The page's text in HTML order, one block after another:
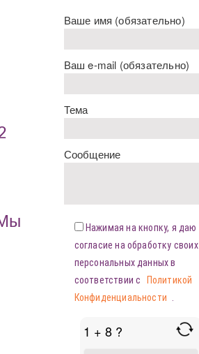
Ваше имя (обязательно)
Ваш e-mail (обязательно)
Тема
Сообщение
Нажимая на кнопку, я даю
согласие на обработку своих
персональных данных в
соответствии с
Политикой
Конфиденциальности
1 + 8 ?